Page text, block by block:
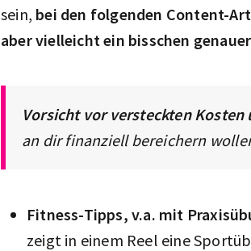
sein, bei den folgenden Content-
aber vielleicht ein bisschen
Vorsicht vor versteckten Kosten
an dir finanziell bereichern
Fitness-Tipps, v.a. mit
zeigt in einem Reel eine